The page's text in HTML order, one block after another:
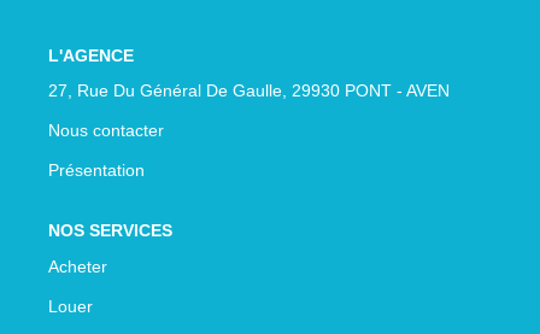
L'AGENCE
27, Rue Du Général De Gaulle, 29930 PONT - AVEN
Nous contacter
Présentation
NOS SERVICES
Acheter
Louer